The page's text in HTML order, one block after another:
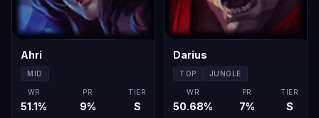
Ahri
MID
WR
51.1%
PR
9%
TIER
S
Darius
TOP JUNGLE
WR
50.68%
PR
7%
TIER
S